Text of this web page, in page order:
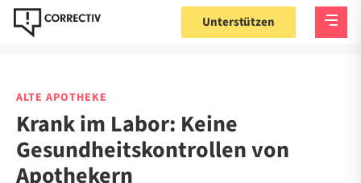
Unterstützen
ALTE APOTHEKE
Krank im Labor: Keine
Gesundheitskontrollen von
Apothekern